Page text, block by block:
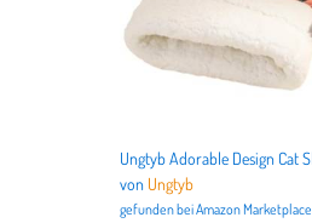
von Ungtyb
gefunden beiAmazon Marketplace